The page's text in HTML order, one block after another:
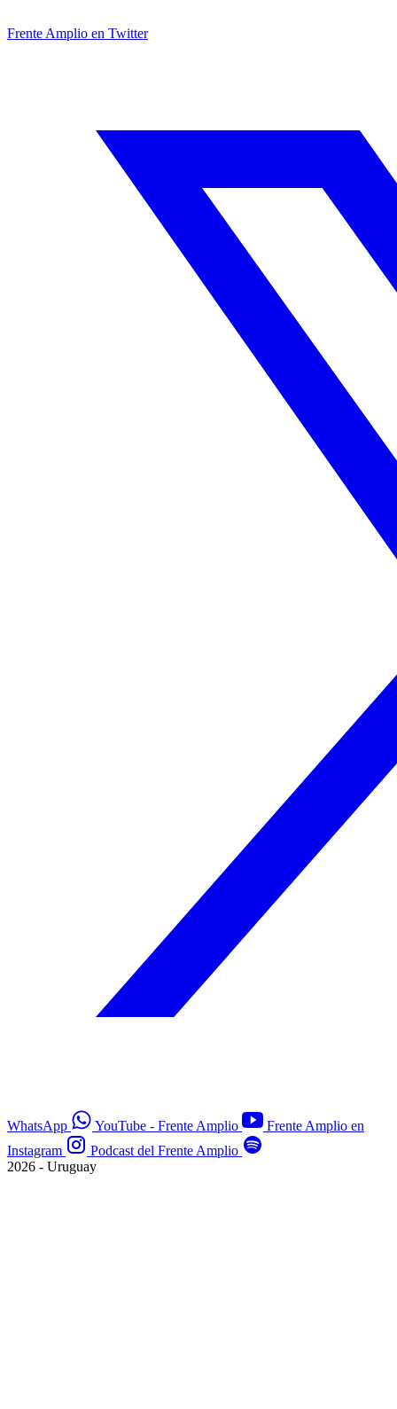
Frente Amplio en Twitter
WhatsApp YouTube - Frente Amplio
Frente Amplio en
Instagram
Podcast del Frente Amplio
2026 - Uruguay